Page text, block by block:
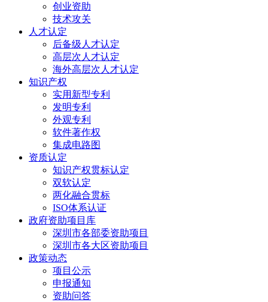
创业资助
技术攻关
人才认定
后备级人才认定
高层次人才认定
海外高层次人才认定
知识产权
实用新型专利
发明专利
外观专利
软件著作权
集成电路图
资质认定
知识产权贯标认定
双软认定
两化融合贯标
ISO体系认证
政府资助项目库
深圳市各部委资助项目
深圳市各大区资助项目
政策动态
项目公示
申报通知
资助问答